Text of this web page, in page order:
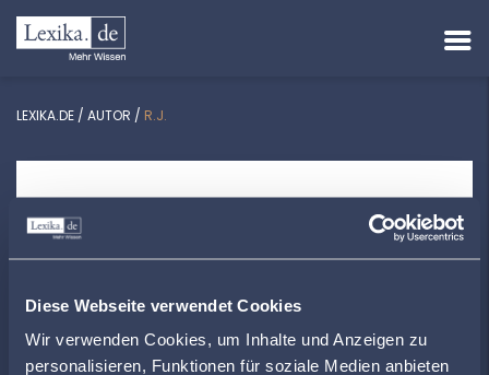
Diese Webseite verwendet Cookies
Wir verwenden Cookies, um Inhalte und Anzeigen zu
personalisieren, Funktionen für soziale Medien anbieten
LEXIKA.DE / AUTOR / R.J.
R.J.
Ludwigstraße 9 | 35510 Butzbach
+4960337493464
r-j.weblocator.de